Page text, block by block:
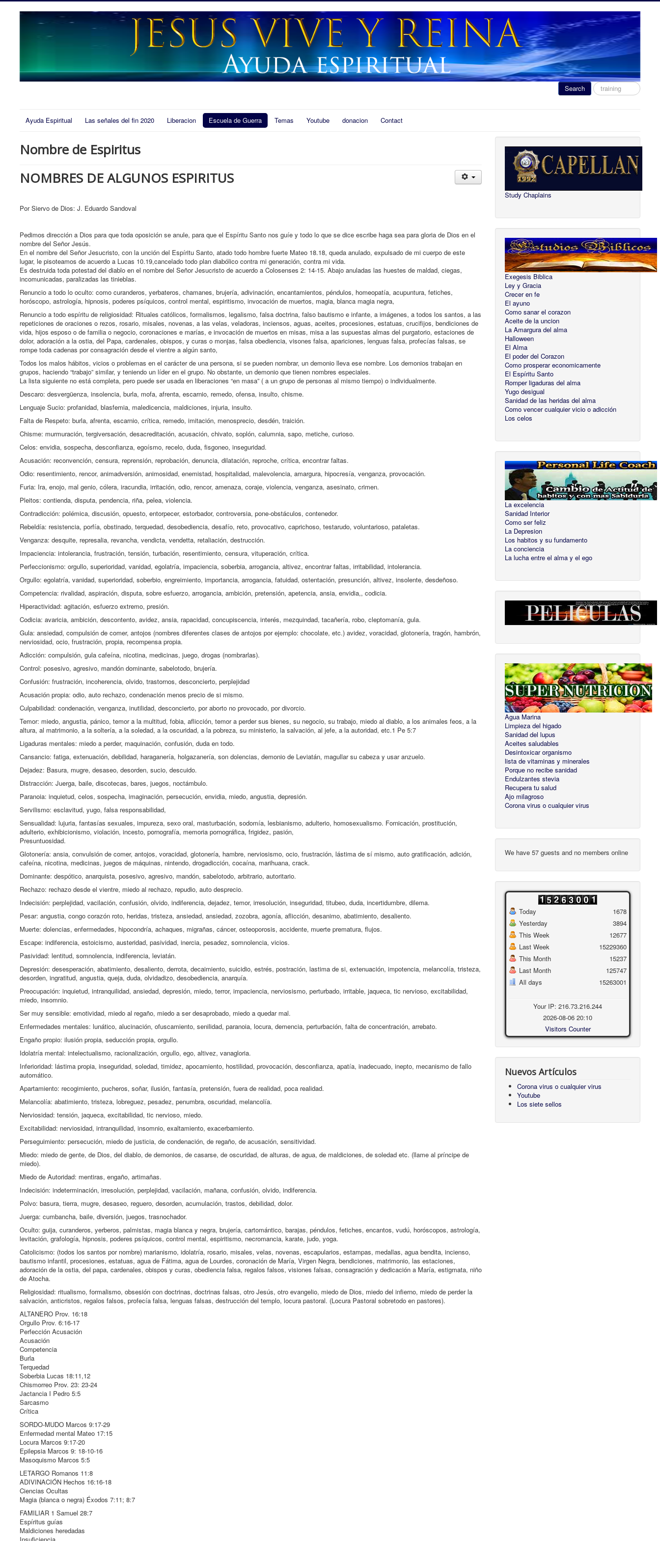
Search
Search
...
Ayuda Espiritual Las señales del fin 2020 Liberacion Escuela de Guerra Temas Youtube donacion Contact
Nombre de Espiritus
NOMBRES DE ALGUNOS ESPIRITUS
Por Siervo de Dios: J. Eduardo Sandoval
Pedimos dirección a Dios para que toda oposición se anule, para que el Espíritu Santo nos guíe y todo lo que se dice escribe haga sea para gloria de Dios en el
nombre del Señor Jesús.
En el nombre del Señor Jesucristo, con la unción del Espíritu Santo, atado todo hombre fuerte Mateo 18.18, queda anulado, expulsado de mi cuerpo de este
lugar, le pisoteamos de acuerdo a Lucas 10.19,cancelado todo plan diabólico contra mi generación, contra mi vida.
Es destruida toda potestad del diablo en el nombre del Señor Jesucristo de acuerdo a Colosenses 2: 14-15. Abajo anuladas las huestes de maldad, ciegas,
incomunicadas, paralizadas las tinieblas.
Renuncio a todo lo oculto: como curanderos, yerbateros, chamanes, brujería, adivinación, encantamientos, péndulos, homeopatía, acupuntura, fetiches,
horóscopo, astrología, hipnosis, poderes psíquicos, control mental, espiritismo, invocación de muertos, magia, blanca magia negra,
Renuncio a todo espíritu de religiosidad: Rituales católicos, formalismos, legalismo, falsa doctrina, falso bautismo e infante, a imágenes, a todos los santos, a las
repeticiones de oraciones o rezos, rosario, misales, novenas, a las velas, veladoras, inciensos, aguas, aceites, procesiones, estatuas, crucifijos, bendiciones de
vida, hijos esposo o de familia o negocio, coronaciones e marías, e invocación de muertos en misas, misa a las supuestas almas del purgatorio, estaciones de
dolor, adoración a la ostia, del Papa, cardenales, obispos, y curas o monjas, falsa obediencia, visones falsa, apariciones, lenguas falsa, profecías falsas, se
rompe toda cadenas por consagración desde el vientre a algún santo,
Todos los malos hábitos, vicios o problemas en el carácter de una persona, si se pueden nombrar, un demonio lleva ese nombre. Los demonios trabajan en
grupos, haciendo “trabajo” similar, y teniendo un líder en el grupo. No obstante, un demonio que tienen nombres especiales.
La lista siguiente no está completa, pero puede ser usada en liberaciones “en masa” ( a un grupo de personas al mismo tiempo) o individualmente.
Descaro: desvergüenza, insolencia, burla, mofa, afrenta, escarnio, remedo, ofensa, insulto, chisme.
Lenguaje Sucio: profanidad, blasfemia, maledicencia, maldiciones, injuria, insulto.
Falta de Respeto: burla, afrenta, escarnio, crítica, remedo, imitación, menosprecio, desdén, traición.
Chisme: murmuración, tergiversación, desacreditación, acusación, chivato, soplón, calumnia, sapo, metiche, curioso.
Celos: envidia, sospecha, desconfianza, egoísmo, recelo, duda, fisgoneo, inseguridad.
Acusación: reconvención, censura, reprensión, reprobación, denuncia, dilatación, reproche, crítica, encontrar faltas.
Odio: resentimiento, rencor, animadversión, animosidad, enemistad, hospitalidad, malevolencia, amargura, hipocresía, venganza, provocación.
Furia: Ira, enojo, mal genio, cólera, iracundia, irritación, odio, rencor, amenaza, coraje, violencia, venganza, asesinato, crimen.
Pleitos: contienda, disputa, pendencia, riña, pelea, violencia.
Contradicción: polémica, discusión, opuesto, entorpecer, estorbador, controversia, pone-obstáculos, contenedor.
Rebeldía: resistencia, porfía, obstinado, terquedad, desobediencia, desafío, reto, provocativo, caprichoso, testarudo, voluntarioso, pataletas.
Venganza: desquite, represalia, revancha, vendicta, vendetta, retaliación, destrucción.
Impaciencia: intolerancia, frustración, tensión, turbación, resentimiento, censura, vituperación, crítica.
Perfeccionismo: orgullo, superioridad, vanidad, egolatría, impaciencia, soberbia, arrogancia, altivez, encontrar faltas, irritabilidad, intolerancia.
Orgullo: egolatría, vanidad, superioridad, soberbio, engreimiento, importancia, arrogancia, fatuidad, ostentación, presunción, altivez, insolente, desdeñoso.
Competencia: rivalidad, aspiración, disputa, sobre esfuerzo, arrogancia, ambición, pretensión, apetencia, ansia, envidia,, codicia.
Hiperactividad: agitación, esfuerzo extremo, presión.
Codicia: avaricia, ambición, descontento, avidez, ansia, rapacidad, concupiscencia, interés, mezquindad, tacañería, robo, cleptomanía, gula.
Gula: ansiedad, compulsión de comer, antojos (nombres diferentes clases de antojos por ejemplo: chocolate, etc.) avidez, voracidad, glotonería, tragón, hambrón,
nerviosidad, ocio, frustración, propia, recompensa propia.
Adicción: compulsión, gula cafeína, nicotina, medicinas, juego, drogas (nombrarlas).
Control: posesivo, agresivo, mandón dominante, sabelotodo, brujería.
Confusión: frustración, incoherencia, olvido, trastornos, desconcierto, perplejidad
Acusación propia: odio, auto rechazo, condenación menos precio de si mismo.
Culpabilidad: condenación, venganza, inutilidad, desconcierto, por aborto no provocado, por divorcio.
Temor: miedo, angustia, pánico, temor a la multitud, fobia, aflicción, temor a perder sus bienes, su negocio, su trabajo, miedo al diablo, a los animales feos, a la
altura, al matrimonio, a la soltería, a la soledad, a la oscuridad, a la pobreza, su ministerio, la salvación, al jefe, a la autoridad, etc.1 Pe 5:7
Ligaduras mentales: miedo a perder, maquinación, confusión, duda en todo.
Cansancio: fatiga, extenuación, debilidad, haraganería, holgazanería, son dolencias, demonio de Leviatán, magullar su cabeza y usar anzuelo.
Dejadez: Basura, mugre, desaseo, desorden, sucio, descuido.
Distracción: Juerga, baile, discotecas, bares, juegos, noctámbulo.
Paranoia: inquietud, celos, sospecha, imaginación, persecución, envidia, miedo, angustia, depresión.
Servilismo: esclavitud, yugo, falsa responsabilidad,
Sensualidad: lujuria, fantasías sexuales, impureza, sexo oral, masturbación, sodomía, lesbianismo, adulterio, homosexualismo. Fornicación, prostitución,
adulterio, exhibicionismo, violación, incesto, pornografía, memoria pornográfica, frigidez, pasión,
Presuntuosidad.
Glotonería: ansia, convulsión de comer, antojos, voracidad, glotonería, hambre, nerviosismo, ocio, frustración, lástima de sí mismo, auto gratificación, adición,
cafeína, nicotina, medicinas, juegos de máquinas, nintendo, drogadicción, cocaína, marihuana, crack.
Dominante: despótico, anarquista, posesivo, agresivo, mandón, sabelotodo, arbitrario, autoritario.
Rechazo: rechazo desde el vientre, miedo al rechazo, repudio, auto desprecio.
Indecisión: perplejidad, vacilación, confusión, olvido, indiferencia, dejadez, temor, irresolución, inseguridad, titubeo, duda, incertidumbre, dilema.
Pesar: angustia, congo corazón roto, heridas, tristeza, ansiedad, ansiedad, zozobra, agonía, aflicción, desanimo, abatimiento, desaliento.
Muerte: dolencias, enfermedades, hipocondría, achaques, migrañas, cáncer, osteoporosis, accidente, muerte prematura, flujos.
Escape: indiferencia, estoicismo, austeridad, pasividad, inercia, pesadez, somnolencia, vicios.
Pasividad: lentitud, somnolencia, indiferencia, leviatán.
Depresión: desesperación, abatimiento, desaliento, derrota, decaimiento, suicidio, estrés, postración, lastima de si, extenuación, impotencia, melancolía, tristeza,
desorden, ingratitud, angustia, queja, duda, olvidadizo, desobediencia, anarquía.
Preocupación: inquietud, intranquilidad, ansiedad, depresión, miedo, terror, impaciencia, nerviosismo, perturbado, irritable, jaqueca, tic nervioso, excitabilidad,
miedo, insomnio.
Ser muy sensible: emotividad, miedo al regaño, miedo a ser desaprobado, miedo a quedar mal.
Enfermedades mentales: lunático, alucinación, ofuscamiento, senilidad, paranoia, locura, demencia, perturbación, falta de concentración, arrebato.
Engaño propio: ilusión propia, seducción propia, orgullo.
Idolatría mental: intelectualismo, racionalización, orgullo, ego, altivez, vanagloria.
Inferioridad: lástima propia, inseguridad, soledad, timidez, apocamiento, hostilidad, provocación, desconfianza, apatía, inadecuado, inepto, mecanismo de fallo
automático.
Apartamiento: recogimiento, pucheros, soñar, ilusión, fantasía, pretensión, fuera de realidad, poca realidad.
Melancolía: abatimiento, tristeza, lobreguez, pesadez, penumbra, oscuridad, melancolía.
Nerviosidad: tensión, jaqueca, excitabilidad, tic nervioso, miedo.
Excitabilidad: nerviosidad, intranquilidad, insomnio, exaltamiento, exacerbamiento.
Perseguimiento: persecución, miedo de justicia, de condenación, de regaño, de acusación, sensitividad.
Miedo: miedo de gente, de Dios, del diablo, de demonios, de casarse, de oscuridad, de alturas, de agua, de maldiciones, de soledad etc. (llame al príncipe de
miedo).
Miedo de Autoridad: mentiras, engaño, artimañas.
Indecisión: indeterminación, irresolución, perplejidad, vacilación, mañana, confusión, olvido, indiferencia.
Polvo: basura, tierra, mugre, desaseo, reguero, desorden, acumulación, trastos, debilidad, dolor.
Juerga: cumbancha, baile, diversión, juegos, trasnochador.
Oculto: guija, curanderos, yerberos, palmistas, magia blanca y negra, brujería, cartomántico, barajas, péndulos, fetiches, encantos, vudú, horóscopos, astrología,
levitación, grafología, hipnosis, poderes psíquicos, control mental, espiritismo, necromancia, karate, judo, yoga.
Catolicismo: (todos los santos por nombre) marianismo, idolatría, rosario, misales, velas, novenas, escapularios, estampas, medallas, agua bendita, incienso,
bautismo infantil, procesiones, estatuas, agua de Fátima, agua de Lourdes, coronación de María, Virgen Negra, bendiciones, matrimonio, las estaciones,
adoración de la ostia, del papa, cardenales, obispos y curas, obediencia falsa, regalos falsos, visiones falsas, consagración y dedicación a María, estigmata, niño
de Atocha.
Religiosidad: ritualismo, formalismo, obsesión con doctrinas, doctrinas falsas, otro Jesús, otro evangelio, miedo de Dios, miedo del infierno, miedo de perder la
salvación, anticristos, regalos falsos, profecía falsa, lenguas falsas, destrucción del templo, locura pastoral. (Locura Pastoral sobretodo en pastores).
ALTANERO Prov. 16:18
Orgullo Prov. 6:16-17
Perfección Acusación
Acusación
Competencia
Burla
Terquedad
Soberbia Lucas 18:11,12
Chismorreo Prov. 23: 23-24
Jactancia I Pedro 5:5
Sarcasmo
Crítica
SORDO-MUDO Marcos 9:17-29
Enfermedad mental Mateo 17:15
Locura Marcos 9:17-20
Epilepsia Marcos 9: 18-10-16
Masoquismo Marcos 5:5
LETARGO Romanos 11:8
ADIVINACIÓN Hechos 16:16-18
Ciencias Ocultas
Magia (blanca o negra) Éxodos 7:11; 8:7
FAMILIAR 1 Samuel 28:7
Espíritus guías
Maldiciones heredadas
Study Chaplains
Exegesis Biblica
Ley y Gracia
Crecer en fe
El ayuno
Como sanar el corazon
Aceite de la uncion
La Amargura del alma
Halloween
El Alma
El poder del Corazon
Como prosperar economicamente
El Espíritu Santo
Romper ligaduras del alma
Yugo desigual
Sanidad de las heridas del alma
Como vencer cualquier vicio o adicción
Los celos
La excelencia
Sanidad Interior
Como ser feliz
La Depresion
Los habitos y su fundamento
La conciencia
La lucha entre el alma y el ego
Agua Marina
Limpieza del higado
Sanidad del lupus
Aceites saludables
Desintoxicar organismo
lista de vitaminas y minerales
Porque no recibe sanidad
Endulzantes stevia
Recupera tu salud
Ajo milagroso
Corona virus o cualquier virus
We have 57 guests and no members online
Today
Yesterday
This Week
Last Week
This Month
Last Month
All days
1678
3894
12677
15229360
15237
125747
15263001
Your IP: 216.73.216.244
2026-08-06 20:10
Visitors Counter
Nuevos Artículos
Corona virus o cualquier virus
Youtube
Los siete sellos